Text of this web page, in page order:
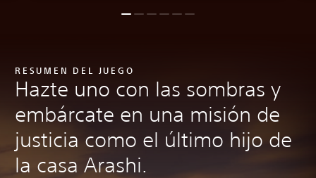
RESUMEN DEL JUEGO
Hazte uno con las sombras y
embárcate en una misión de
justicia como el último hijo de
la casa Arashi.